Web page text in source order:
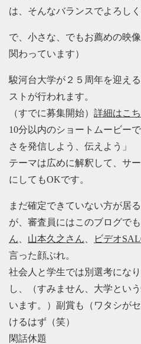
は、そんなバランスでよろし
で、小さな、でもお薦めの映
関わっています）
駿河台大学が２５周年を迎え
ストが行われます。
（すでに募集開始） 詳細はこ
10分以内のショートムービー
さを発信しよう、伝えよう」
テーマは広めに解釈して、サ
にしてもOKです。
まだ確定できていない方が居
が、審査員にはこのブログで
ん
山本久之さん ビデオ
言った顔ぶれ。
社会人と学生では別選考にな
し、（すみません、大学とい
います。）副賞も（ワタシが
けるはず（笑）
閑話休題